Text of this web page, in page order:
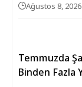
Ağustos 8, 2026
Temmuzda
Binden Fazla